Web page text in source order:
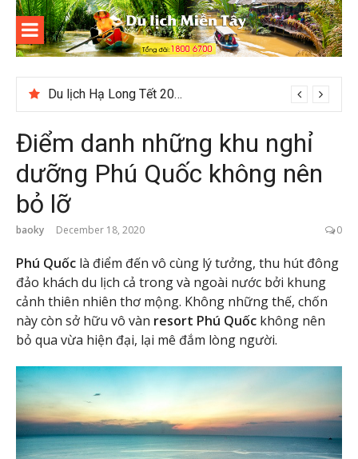
Skip
content
Du lịch
Miền Tây
Cuối năm có nên đi du lịch Phú Quốc không?
Điểm danh những khu nghỉ
dưỡng Phú Quốc không nên
bỏ lỡ
baoky December 18, 2020 0
Phú Quốc là điểm đến vô cùng lý tưởng, thu hút đông
đảo khách du lịch cả trong và ngoài nước bởi khung
cảnh thiên nhiên thơ mộng. Không những thế, chốn
này còn sở hữu vô vàn resort Phú Quốc không nên
bỏ qua vừa hiện đại, lại mê đắm lòng người.